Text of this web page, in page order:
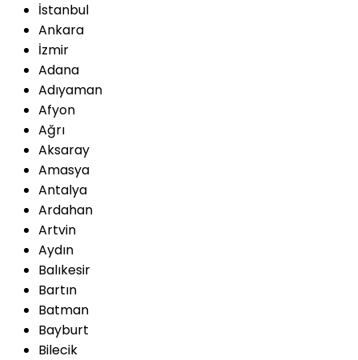
İstanbul
Ankara
İzmir
Adana
Adıyaman
Afyon
Ağrı
Aksaray
Amasya
Antalya
Ardahan
Artvin
Aydın
Balıkesir
Bartın
Batman
Bayburt
Bilecik